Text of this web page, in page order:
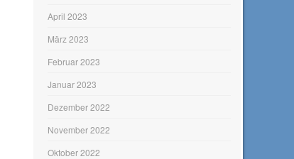
April 2023
März 2023
Februar 2023
Januar 2023
Dezember 2022
November 2022
Oktober 2022